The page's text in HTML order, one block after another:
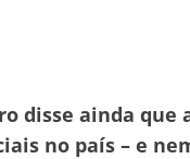
disse ainda que
no país – e